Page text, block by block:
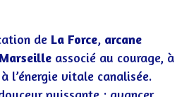
de La Force, arcane
associé au courage, à
l’énergie vitale canalisée.